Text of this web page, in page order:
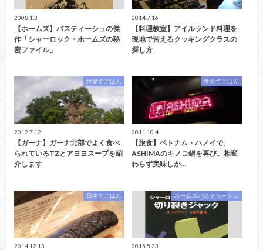
2008.1.3
【ホームズ】パスティーシュの傑
作「シャーロック・ホームズの秘
密ファイル」
2014.7.16
【料理教室】アイルランド料理を
現地で習えるクッキングクラスの
探し方
世界でごはん
2012.7.12
【ガーナ】ガーナ北部でよく食べ
られているTZとアヨヨスープを紹
介します
世界でごはん
2011.10.4
【旅食】ベトナム・ハノイで、
ASHIMAのキノコ鍋を再び。相変
わらず美味しか…
日本でごはん
2014.12.13
ホームズパスティーシュ
2015.5.23